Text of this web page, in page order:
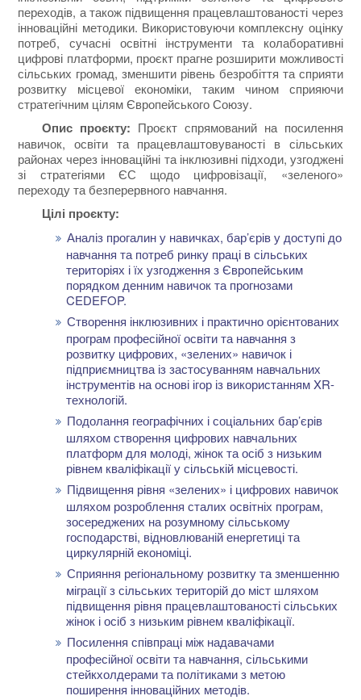
переходів, а також підвищення працевлаштованості через
інноваційні методики. Використовуючи комплексну оцінку
потреб, сучасні освітні інструменти та колаборативні
цифрові платформи, проєкт прагне розширити можливості
сільських громад, зменшити рівень безробіття та сприяти
розвитку місцевої економіки, таким чином сприяючи
стратегічним цілям Європейського Союзу.
Опис проєкту: Проєкт спрямований на посилення
навичок, освіти та працевлаштовуваності в сільських
районах через інноваційні та інклюзивні підходи, узгоджені
зі стратегіями ЄС щодо цифровізації, «зеленого»
переходу та безперервного навчання.
Цілі проєкту:
Аналіз прогалин у навичках, бар’єрів у доступі до
навчання та потреб ринку праці в сільських
територіях і їх узгодження з Європейським
порядком денним навичок та прогнозами
CEDEFOP.
Створення інклюзивних і практично орієнтованих
програм професійної освіти та навчання з
розвитку цифрових, «зелених» навичок і
підприємництва із застосуванням навчальних
інструментів на основі ігор із використанням XR-
технологій.
Подолання географічних і соціальних бар’єрів
шляхом створення цифрових навчальних
платформ для молоді, жінок та осіб з низьким
рівнем кваліфікації у сільській місцевості.
Підвищення рівня «зелених» і цифрових навичок
шляхом розроблення сталих освітніх програм,
зосереджених на розумному сільському
господарстві, відновлюваній енергетиці та
циркулярній економіці.
Сприяння регіональному розвитку та зменшенню
міграції з сільських територій до міст шляхом
підвищення рівня працевлаштованості сільських
жінок і осіб з низьким рівнем кваліфікації.
Посилення співпраці між надавачами
професійної освіти та навчання, сільськими
стейкхолдерами та політиками з метою
поширення інноваційних методів.